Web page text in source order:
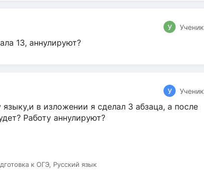
У Ученик
13, аннулируют?
У Ученик
в изложении я сделал 3 абзаца, а после
Работу аннулируют?
к ОГЭ, Русский язык